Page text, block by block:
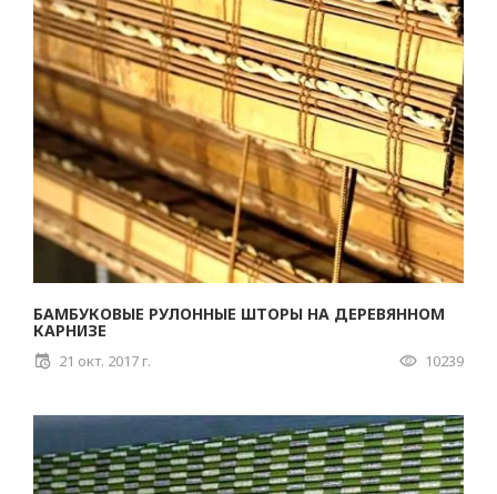
БАМБУКОВЫЕ РУЛОННЫЕ ШТОРЫ НА ДЕРЕВЯННОМ
КАРНИЗЕ
21 окт. 2017 г. 10239